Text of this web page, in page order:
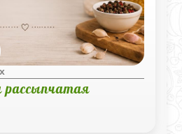
рассыпчатая